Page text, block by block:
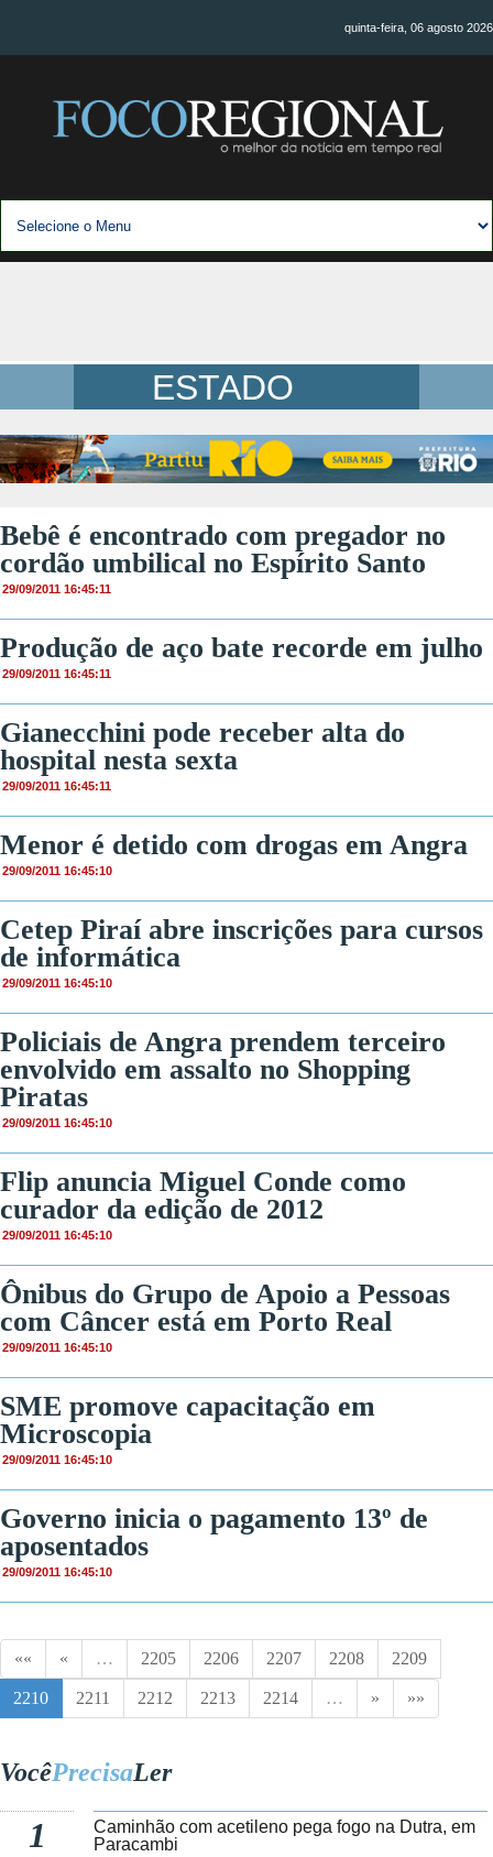
quinta-feira, 06 agosto 2026
ESTADO
Bebê é encontrado com pregador no
cordão umbilical no Espírito Santo
29/09/2011 16:45:11
Produção de aço bate recorde em julho
29/09/2011 16:45:11
Gianecchini pode receber alta do
hospital nesta sexta
29/09/2011 16:45:11
Menor é detido com drogas em Angra
29/09/2011 16:45:10
Cetep Piraí abre inscrições para cursos
de informática
29/09/2011 16:45:10
Policiais de Angra prendem terceiro
envolvido em assalto no Shopping
Piratas
29/09/2011 16:45:10
Flip anuncia Miguel Conde como
curador da edição de 2012
29/09/2011 16:45:10
Ônibus do Grupo de Apoio a Pessoas
com Câncer está em Porto Real
29/09/2011 16:45:10
SME promove capacitação em
Microscopia
29/09/2011 16:45:10
Governo inicia o pagamento 13º de
aposentados
29/09/2011 16:45:10
«« « … 2205 2206 2207 2208 2209
2210 2211 2212 2213 2214 … » »»
VocêPrecisaLer
1
Caminhão com acetileno pega fogo na Dutra, em
Paracambi